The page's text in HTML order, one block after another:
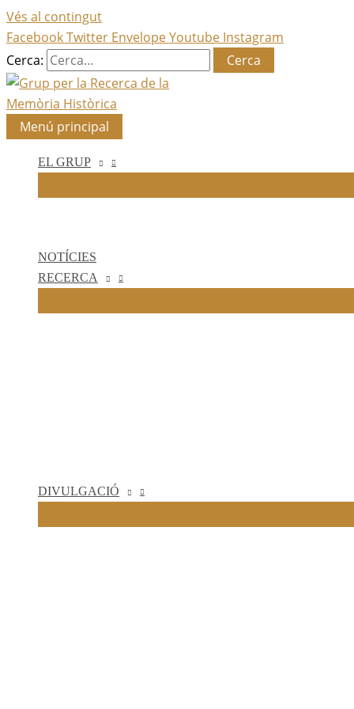
Vés al contingut
FacebookTwitter EnvelopeYoutube Instagram
Cerca:
Menú principal
EL GRUP
NOTÍCIES
RECERCA
DIVULGACIÓ